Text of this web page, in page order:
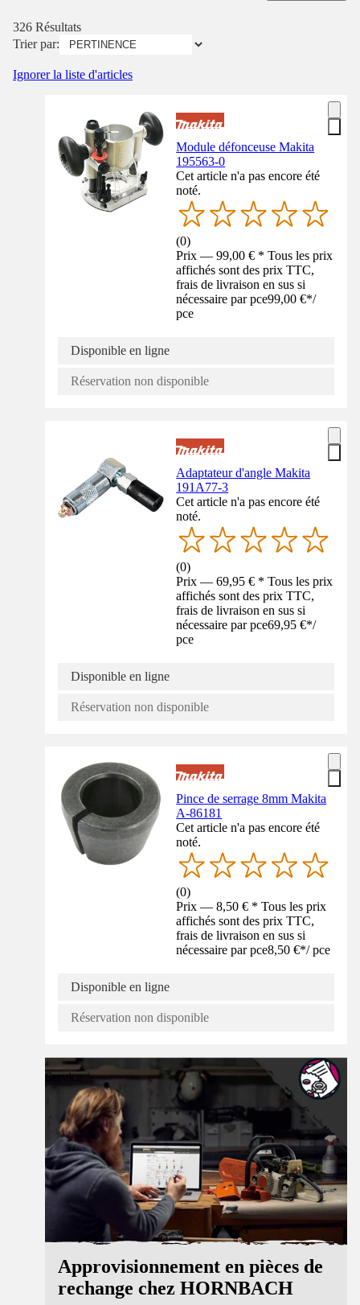
326 Résultats
Trier par:
Ignorer la liste d'articles
Module défonceuse Makita
195563-0
Cet article n'a pas encore été
noté.
(0)
Prix — 99,00 € * Tous les prix
affichés sont des prix TTC,
frais de livraison en sus si
nécessaire par pce99,00 €*/
pce
Disponible en ligne
Réservation non disponible
Adaptateur d'angle Makita
191A77-3
Cet article n'a pas encore été
noté.
(0)
Prix — 69,95 € * Tous les prix
affichés sont des prix TTC,
frais de livraison en sus si
nécessaire par pce69,95 €*/
pce
Disponible en ligne
Réservation non disponible
Pince de serrage 8mm Makita
A-86181
Cet article n'a pas encore été
noté.
(0)
Prix — 8,50 € * Tous les prix
affichés sont des prix TTC,
frais de livraison en sus si
nécessaire par pce8,50 €*/ pce
Disponible en ligne
Réservation non disponible
Service
Approvisionnement en pièces de
rechange chez HORNBACH